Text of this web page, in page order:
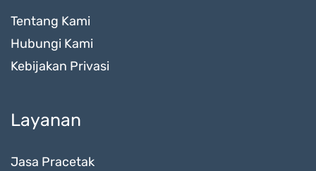
Tentang Kami
Hubungi Kami
Kebijakan Privasi
Layanan
Jasa Pracetak